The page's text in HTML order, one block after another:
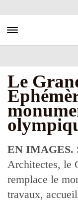
au
principal
Toggle navigation
Le
EN IMAGES.
Architectes, le
remplace le
travaux,